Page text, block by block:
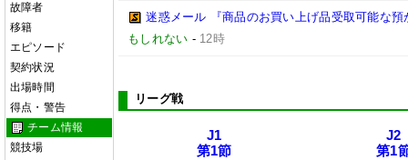
故障者
移籍
エピソード
契約状況
出場時間
得点・警告
チーム情報
競技場
迷惑メール 『商品のお買い上げ品受取可能な
もしれない - 12時
リーグ戦
J1
第1節
J2
第1